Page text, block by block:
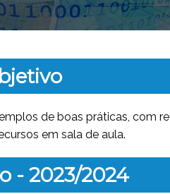
de boas práticas, com
em sala de aula.
- 2023/2024